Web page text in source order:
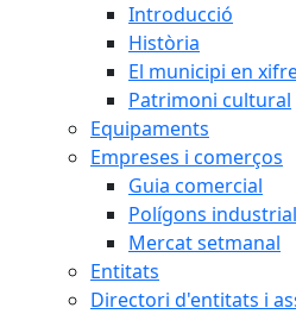
Introducció
Història
El municipi en
Patrimoni cultural
Equipaments
Empreses i comerços
Guia comercial
Polígons
Mercat setmanal
Entitats
Directori d'entitats i